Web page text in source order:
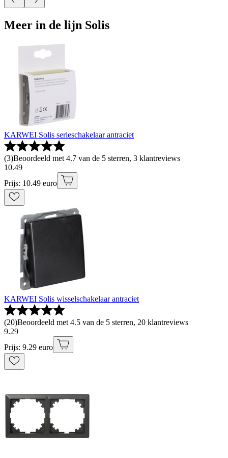
Meer in de lijn Solis
KARWEI Solis serieschakelaar antraciet
(3)Beoordeeld met 4.7 van de 5 sterren, 3 klantreviews
10.49
Prijs: 10.49 euro
KARWEI Solis wisselschakelaar antraciet
(20)Beoordeeld met 4.5 van de 5 sterren, 20 klantreviews
9.29
Prijs: 9.29 euro